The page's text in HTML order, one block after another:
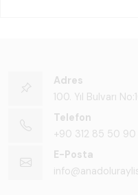
Adres
100. Yıl Bulvarı
Telefon
+90 312 85 50 90
E-Posta